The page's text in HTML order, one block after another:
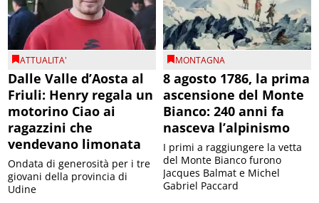
ATTUALITA'
Dalle Valle d’Aosta al
Friuli: Henry regala un
motorino Ciao ai
ragazzini che
vendevano limonata
Ondata di generosità per i tre
giovani della provincia di
Udine
MONTAGNA
8 agosto 1786, la prima
ascensione del Monte
Bianco: 240 anni fa
nasceva l’alpinismo
I primi a raggiungere la vetta
del Monte Bianco furono
Jacques Balmat e Michel
Gabriel Paccard